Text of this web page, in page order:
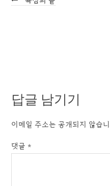
답글 남기기
이메일 주소는 공개되지 않습
댓글 *